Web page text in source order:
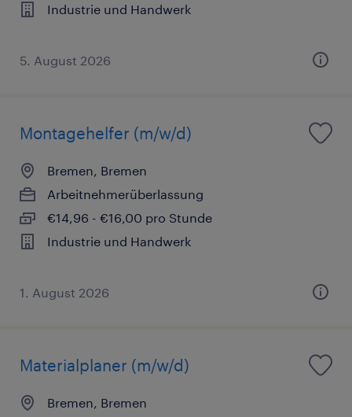
Industrie und Handwerk
5. August 2026
Montagehelfer (m/w/d)
Bremen, Bremen
Arbeitnehmerüberlassung
€14,96 - €16,00 pro Stunde
Industrie und Handwerk
1. August 2026
Materialplaner (m/w/d)
Bremen, Bremen